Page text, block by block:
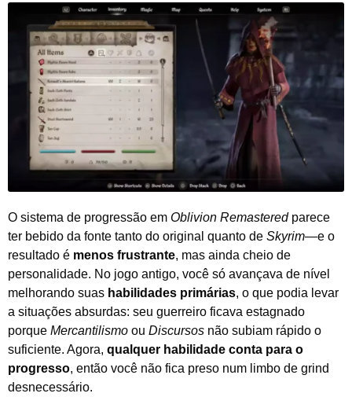
O sistema de progressão em Oblivion Remasteredparece
ter bebido da fonte tanto do original quanto de Skyrim—e o
resultado é menos frustrante, mas ainda cheio de
personalidade. No jogo antigo, você só avançava de nível
melhorando suas habilidades primárias, o que podia levar
a situações absurdas: seu guerreiro ficava estagnado
porque Mercantilismo ou Discursos não subiam rápido o
suficiente. Agora, qualquer habilidade conta para o
progresso, então você não fica preso num limbo de grind
desnecessário.